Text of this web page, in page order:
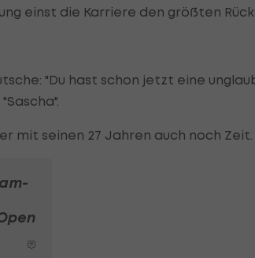
einst die Karriere den größten
"Du hast schon jetzt eine
mit seinen 27 Jahren auch noch Zeit.